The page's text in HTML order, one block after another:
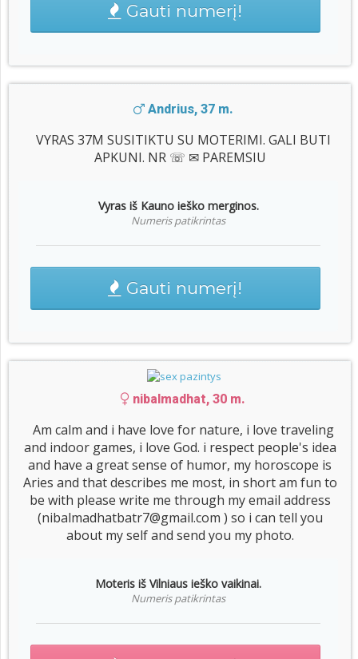
Gauti numerį!
Andrius, 37 m.
VYRAS 37M SUSITIKTU SU MOTERIMI. GALI BUTI
APKUNI. NR ☏ ✉ PAREMSIU
Vyras iš Kauno ieško merginos.
Numeris patikrintas
Gauti numerį!
nibalmadhat, 30 m.
Am calm and i have love for nature, i love traveling
and indoor games, i love God. i respect people's idea
and have a great sense of humor, my horoscope is
Aries and that describes me most, in short am fun to
be with please write me through my email address
(nibalmadhatbatr7@gmail.com ) so i can tell you
about my self and send you my photo.
Moteris iš Vilniaus ieško vaikinai.
Numeris patikrintas